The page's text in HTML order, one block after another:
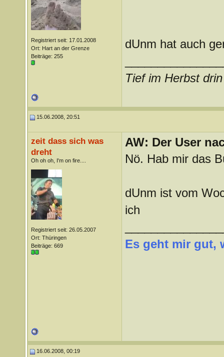
Registriert seit: 17.01.2008
Ort: Hart an der Grenze
Beiträge: 255
dUnm hat auch
Tief im Herbst
15.06.2008, 20:51
zeit dass sich was
dreht
Oh oh oh, I'm on fire....
Registriert seit: 26.05.2007
Ort: Thüringen
Beiträge: 669
AW: Der User
Nö. Hab mir das
dUnm ist vom
ich
Es geht mir gut,
16.06.2008, 00:19